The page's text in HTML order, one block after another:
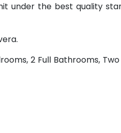
under the best quality
2 Full Bathrooms,